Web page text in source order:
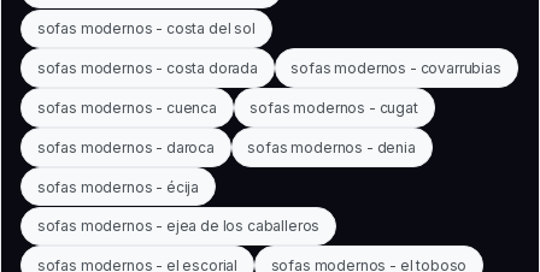
sofas modernos - costa del sol
sofas modernos - costa dorada sofas modernos - covarrubias
sofas modernos - cuenca sofas modernos - cugat
sofas modernos - daroca sofas modernos - denia
sofas modernos - écija
sofas modernos - ejea de los caballeros
sofas modernos - el escorial sofas modernos - el toboso